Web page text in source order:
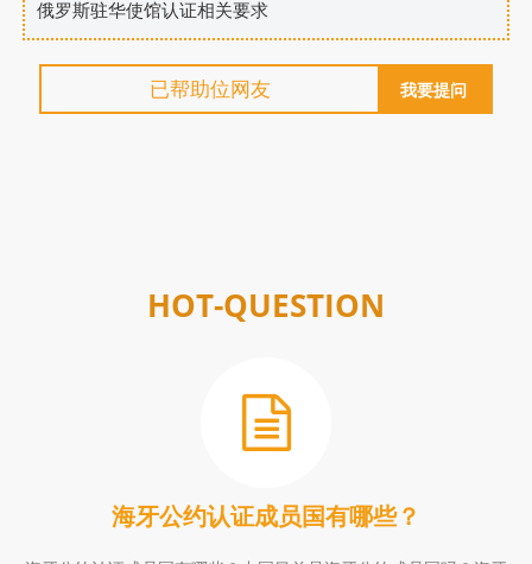
俄罗斯驻华使馆认证相关要求
已帮助位网友 我要提问
HOT-QUESTION
海牙公约认证成员国有哪些？